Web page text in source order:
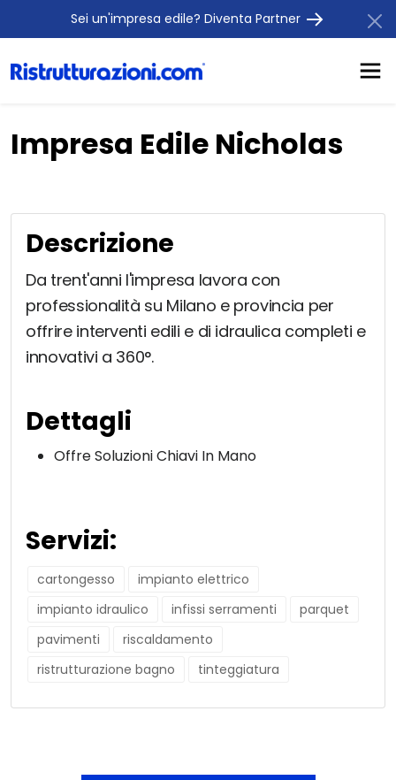
Sei un'impresa edile? Diventa Partner
Impresa Edile Nicholas
Descrizione
Da trent'anni l'impresa lavora con
professionalità su Milano e provincia per
offrire interventi edili e di idraulica completi e
innovativi a 360°.
Dettagli
Offre Soluzioni Chiavi In Mano
Servizi:
cartongesso
impianto elettrico
impianto idraulico
infissi serramenti
parquet
pavimenti
riscaldamento
ristrutturazione bagno
tinteggiatura